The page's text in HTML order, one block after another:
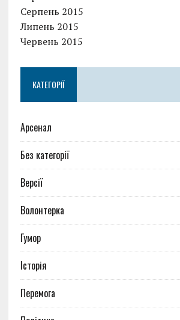
Серпень 2015
Липень 2015
Червень 2015
КАТЕГОРІЇ
Арсенал
Без категорії
Версії
Волонтерка
Гумор
Історія
Перемога